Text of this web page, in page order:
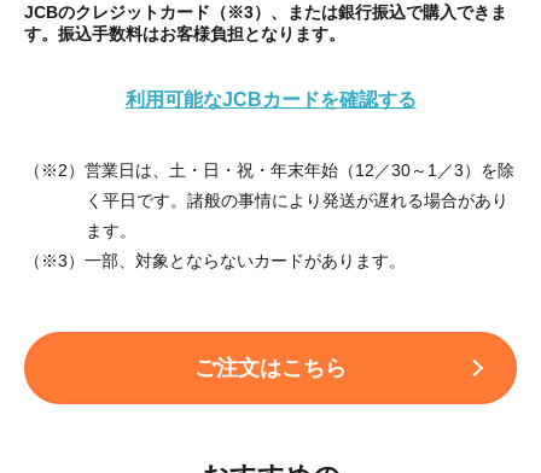
JCBのクレジットカード（※3）、または銀行振込で購入できま
す。 振込手数料はお客様負担となります。
利用可能なJCBカードを確認する
（ ※2）営業日は、土・日・祝・年末年始（12／30～1／3）を除
く平日です。諸般の事情により発送が遅れる場合があり
ます。
（ ※3）一部、対象とならないカードがあります。
ご注文はこちら